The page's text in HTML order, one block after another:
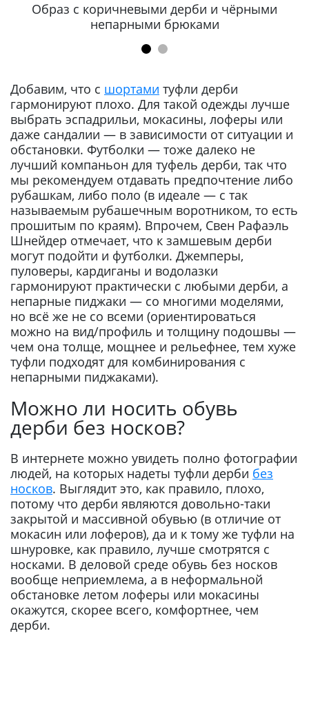
Образ с коричневыми дерби и чёрными
непарными брюками
Добавим, что с шортами туфли дерби
гармонируют плохо. Для такой одежды лучше
выбрать эспадрильи, мокасины, лоферы или
даже сандалии — в зависимости от ситуации и
обстановки. Футболки — тоже далеко не
лучший компаньон для туфель дерби, так что
мы рекомендуем отдавать предпочтение либо
рубашкам, либо поло (в идеале — с так
называемым рубашечным воротником, то есть
прошитым по краям). Впрочем, Свен Рафаэль
Шнейдер отмечает, что к замшевым дерби
могут подойти и футболки. Джемперы,
пуловеры, кардиганы и водолазки
гармонируют практически с любыми дерби, а
непарные пиджаки — со многими моделями,
но всё же не со всеми (ориентироваться
можно на вид/профиль и толщину подошвы —
чем она толще, мощнее и рельефнее, тем хуже
туфли подходят для комбинирования с
непарными пиджаками).
Можно ли носить обувь
дерби без носков?
В интернете можно увидеть полно фотографии
людей, на которых надеты туфли дерби без
носков. Выглядит это, как правило, плохо,
потому что дерби являются довольно-таки
закрытой и массивной обувью (в отличие от
мокасин или лоферов), да и к тому же туфли на
шнуровке, как правило, лучше смотрятся с
носками. В деловой среде обувь без носков
вообще неприемлема, а в неформальной
обстановке летом лоферы или мокасины
окажутся, скорее всего, комфортнее, чем
дерби.